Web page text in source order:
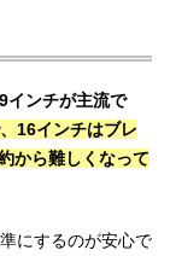
インチが主流で
16インチはブレ
から難しくなって
にするのが安心で